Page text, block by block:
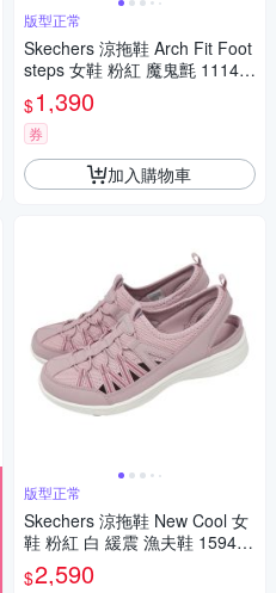
版型正常
Skechers 涼拖鞋 Arch Fit Foot
steps 女鞋 粉紅 魔鬼氈 11146
1BLSH
$1,390
券
加入購物車
版型正常
Skechers 涼拖鞋 New Cool 女
鞋 粉紅 白 緩震 漁夫鞋 159490
LIL
$2,590